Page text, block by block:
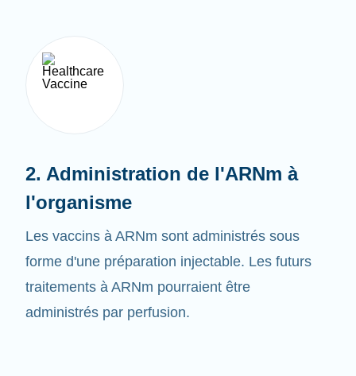
l'organisme
Les vaccins à ARNm sont administrés sous
forme d'une préparation injectable. Les futurs
traitements à ARNm pourraient être
administrés par perfusion.